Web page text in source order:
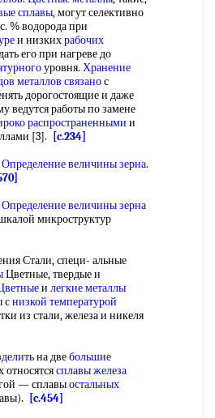
сплавы, могут селективно
% водорода при
и низкихрабочих
его при нагреве до
уровня. Хранение
металлов связанос
дорогостоящие и даже
ведутся работы по замене
распространенными и
[3].
[c.234]
Определение величины зерна.
Определение величины зерна
микроструктур
Стали, специ- альные
Цветные, твердые и
и легкие металлы
снизкой температурой
из стали, железа и никеля
на двебольшие
сплавы железа
— сплавыостальных
[c.454]